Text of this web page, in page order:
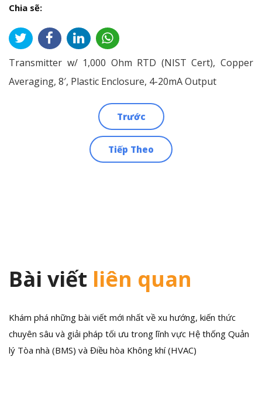
Chia sẽ:
Transmitter w/ 1,000 Ohm RTD (NIST Cert), Copper
Averaging, 8′, Plastic Enclosure, 4-20mA Output
Trước
Tiếp Theo
Bài viết liên quan
Khám phá những bài viết mới nhất về xu hướng, kiến thức
chuyên sâu và giải pháp tối ưu trong lĩnh vực Hệ thống Quản
lý Tòa nhà (BMS) và Điều hòa Không khí (HVAC)